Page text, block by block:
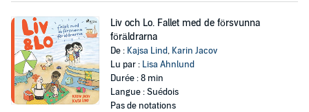
Liv och Lo. Fallet med de försvunna
föräldrarna
De : Kajsa Lind, Karin Jacov
Lu par : Lisa Ahnlund
Durée : 8 min
Langue : Suédois
Pas de notations